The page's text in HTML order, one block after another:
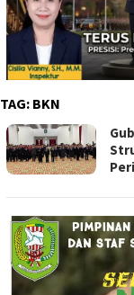
TAG: BKN